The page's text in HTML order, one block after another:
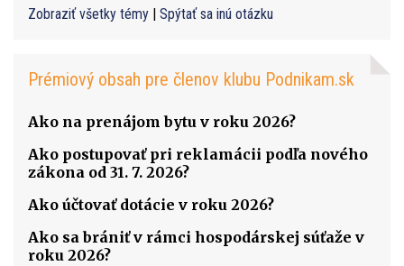
Zobraziť všetky témy | Spýtať sa inú otázku
Prémiový obsah pre členov klubu Podnikam.sk
Ako na prenájom bytu v roku 2026?
Ako postupovať pri reklamácii podľa nového
zákona od 31. 7. 2026?
Ako účtovať dotácie v roku 2026?
Ako sa brániť v rámci hospodárskej súťaže v
roku 2026?